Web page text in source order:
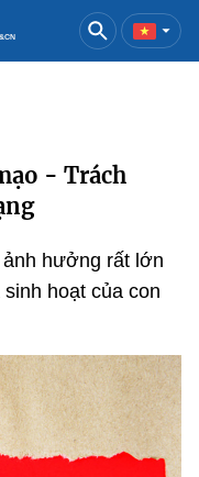
- Trách
ảnh hưởng rất lớn
hoạt của con